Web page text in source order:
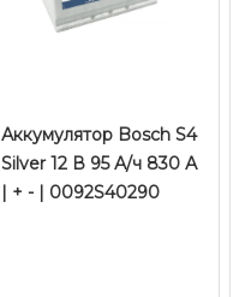
Аккумулятор Bosch S4
Silver 12 В 95 А/ч 830 А
| + - | 0092S40290